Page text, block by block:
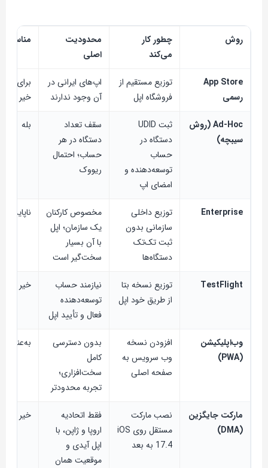
روش
چطور کار
می‌کند
محدودیت
اصلی
مناسب
App Store
رسمی
توزیع مستقیم از
فروشگاه اپل
اپ‌های ایرانی در
آن وجود ندارند
برای اپ
خیر
Ad-Hoc (روش
سیبچه)
ثبت UDID
دستگاه در
حساب
توسعه‌دهنده و
امضای اپ
سقف تعداد
دستگاه در هر
حساب؛ احتمال
ریووک
بله
Enterprise
توزیع داخلی
سازمانی بدون
ثبت تک‌تک
دستگاه‌ها
مخصوص کارکنان
یک سازمان؛ اپل
با آن بسیار
سخت‌گیر است
ناپایدار
TestFlight
توزیع نسخه بتا
از طریق خود اپل
نیازمند حساب
توسعه‌دهنده
فعال و تأیید اپل
خیر
وب‌اپلیکیشن
(PWA)
افزودن نسخه
وب سرویس به
صفحه اصلی
بدون دسترسی
کامل
سخت‌افزاری؛
تجربه محدودتر
به‌عنوان
مارکت جایگزین
(DMA)
نصب مارکت
مستقل روی iOS
17.4 به بعد
فقط اتحادیه
اروپا و ژاپن، با
اپل آیدی و
موقعیت همان
خیر